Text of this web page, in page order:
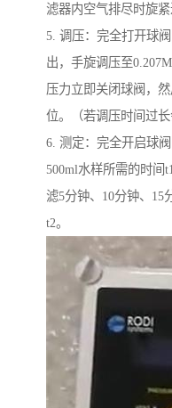
滤器内空气排尽时旋紧
5. 调压：完全打开球
出，手旋调压至
压力立即关闭球阀，
位。（若调压时间过长
6. 测定：完全开启球
500ml水样所需的时间
滤5分钟、10分钟、15
t2。